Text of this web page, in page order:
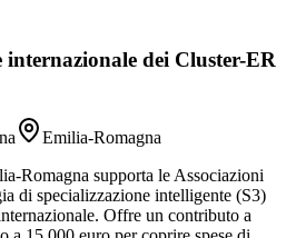
dei Cluster-ER
Emilia-Romagna
Romagna supporta le Associazioni
di specializzazione intelligente (S3)
Offre un contributo a